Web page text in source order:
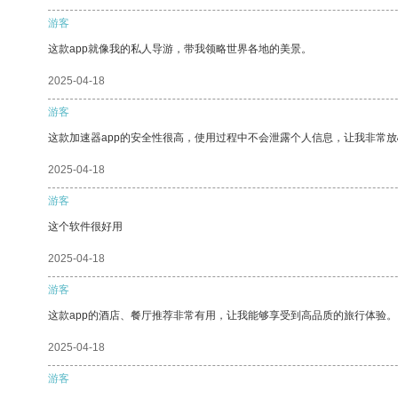
游客
这款app就像我的私人导游，带我领略世界各地的美景。
2025-04-18
游客
这款加速器app的安全性很高，使用过程中不会泄露个人信息，让我非常
2025-04-18
游客
这个软件很好用
2025-04-18
游客
这款app的酒店、餐厅推荐非常有用，让我能够享受到高品质的旅行体验。
2025-04-18
游客